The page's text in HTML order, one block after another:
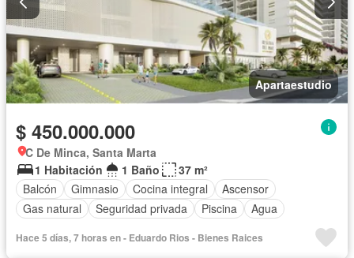
Apartaestudio
$ 450.000.000
C De Minca, Santa Marta
1 Habitación
1 Baño
37 m²
Balcón
Gimnasio Cocina integral
Ascensor
Gas natural
Seguridad privada Piscina Agua
Hace 5 días, 7 horas en - Eduardo Rios - Bienes Raices